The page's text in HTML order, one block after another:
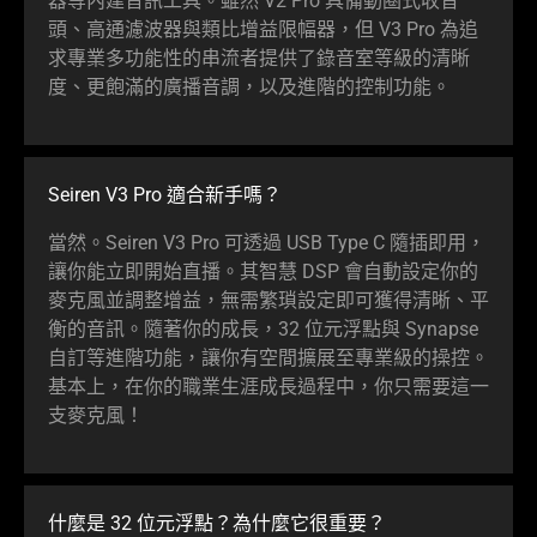
頭、高通濾波器與類比增益限幅器，但 V3 Pro 為追
求專業多功能性的串流者提供了錄音室等級的清晰
度、更飽滿的廣播音調，以及進階的控制 功能 。
Seiren V3 Pro 適合新手嗎 ？
當然。Seiren V3 Pro 可透過 USB Type C 隨插即用，
讓你能立即開始直播。其智慧 DSP 會自動設定你的
麥克風並調整增益，無需繁瑣設定即可獲得清晰、平
衡的音訊。隨著你的成長，32 位元浮點與 Synapse
自訂等進階功能，讓你有空間擴展至專業級的操控 。
基本上，在你的職業生涯成長過程中，你只需要這一
支麥克風 ！
什麼是 32 位元浮點？為什麼它很重要 ？